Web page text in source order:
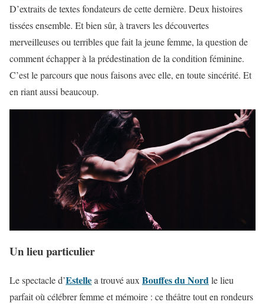
D’extraits de textes fondateurs de cette dernière. Deux histoires
tissées ensemble. Et bien sûr, à travers les découvertes
merveilleuses ou terribles que fait la jeune femme, la question de
comment échapper à la prédestination de la condition féminine.
C’est le parcours que nous faisons avec elle, en toute sincérité. Et
en riant aussi beaucoup.
Un lieu particulier
Le spectacle d’Estellea trouvé aux Bouffes du Nordle lieu
parfait où célébrer femme et mémoire : ce théâtre tout en rondeurs